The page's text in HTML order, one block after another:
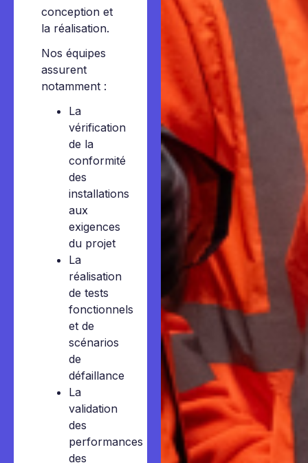
conception et
la réalisation.
Nos équipes
assurent
notamment :
La
vérification
de la
conformité
des
installations
aux
exigences
du projet
La
réalisation
de tests
fonctionnels
et de
scénarios
de
défaillance
La
validation
des
performances
des